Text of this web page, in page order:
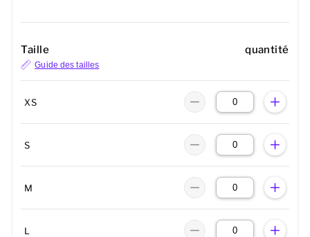
Taille quantité
Guide des tailles
XS
S
M
L